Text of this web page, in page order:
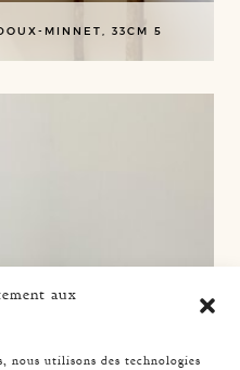
aux
nous utilisons des technologies
MINNET, 33CM 5